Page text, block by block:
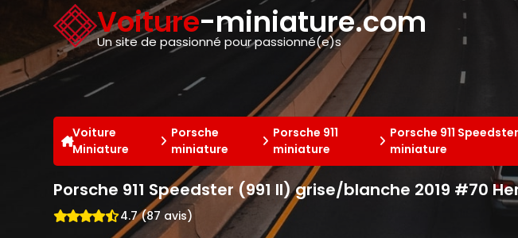
Voiture-miniature.com
Un site de passionné pour passionné(e)s
Voiture
Miniature
Porsche
miniature
Porsche 911
miniature
Porsche 911 Speedster
miniature
Porsche 911 Speedster (991 II) grise/blanche 2019 #70
4.7 (87 avis)
Panneau de gestion des cookies